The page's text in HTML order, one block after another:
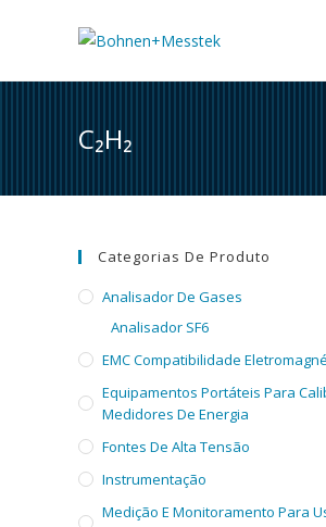
C₂H₂
Categorias De Produto
Analisador De Gases
Analisador SF6
EMC Compatibilidade
Equipamentos Portáteis Para
Medidores De Energia
Fontes De Alta Tensão
Instrumentação
Medição E Monitoramento Para